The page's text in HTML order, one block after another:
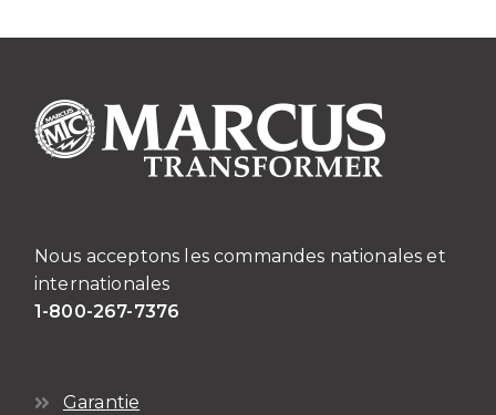
Nous acceptons les commandes nationales et
internationales
1-800-267-7376
Garantie